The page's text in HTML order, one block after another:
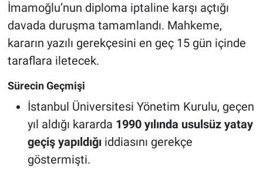
İmamoğlu’nun diploma iptaline karşı açtığı
davada duruşma tamamlandı. Mahkeme,
kararın yazılı gerekçesini en geç 15 gün içinde
taraflara iletecek.
Sürecin Geçmişi
İstanbul Üniversitesi Yönetim Kurulu, geçen
yıl aldığı kararda 1990 yılında usulsüz yatay
geçiş yapıldığıiddiasını gerekçe
göstermişti.